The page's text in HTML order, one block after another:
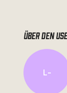
Über den
L-